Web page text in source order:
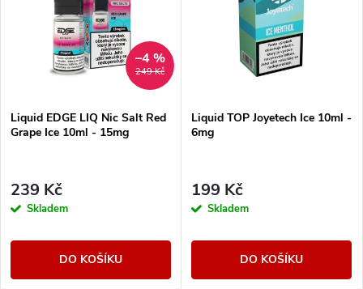
249 Kč
–4 %
Liquid EDGE LIQ Nic Salt Red
Grape Ice 10ml - 15mg
239 Kč
Skladem
DO KOŠÍKU
Liquid TOP Joyetech Ice 10ml -
6mg
199 Kč
Skladem
DO KOŠÍKU